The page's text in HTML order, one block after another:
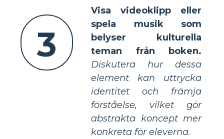
3
Visa videoklipp eller
spela musik som
belyser kulturella
teman från boken.
Diskutera hur dessa
element kan uttrycka
identitet och främja
förståelse, vilket gör
abstrakta koncept mer
konkreta för eleverna.